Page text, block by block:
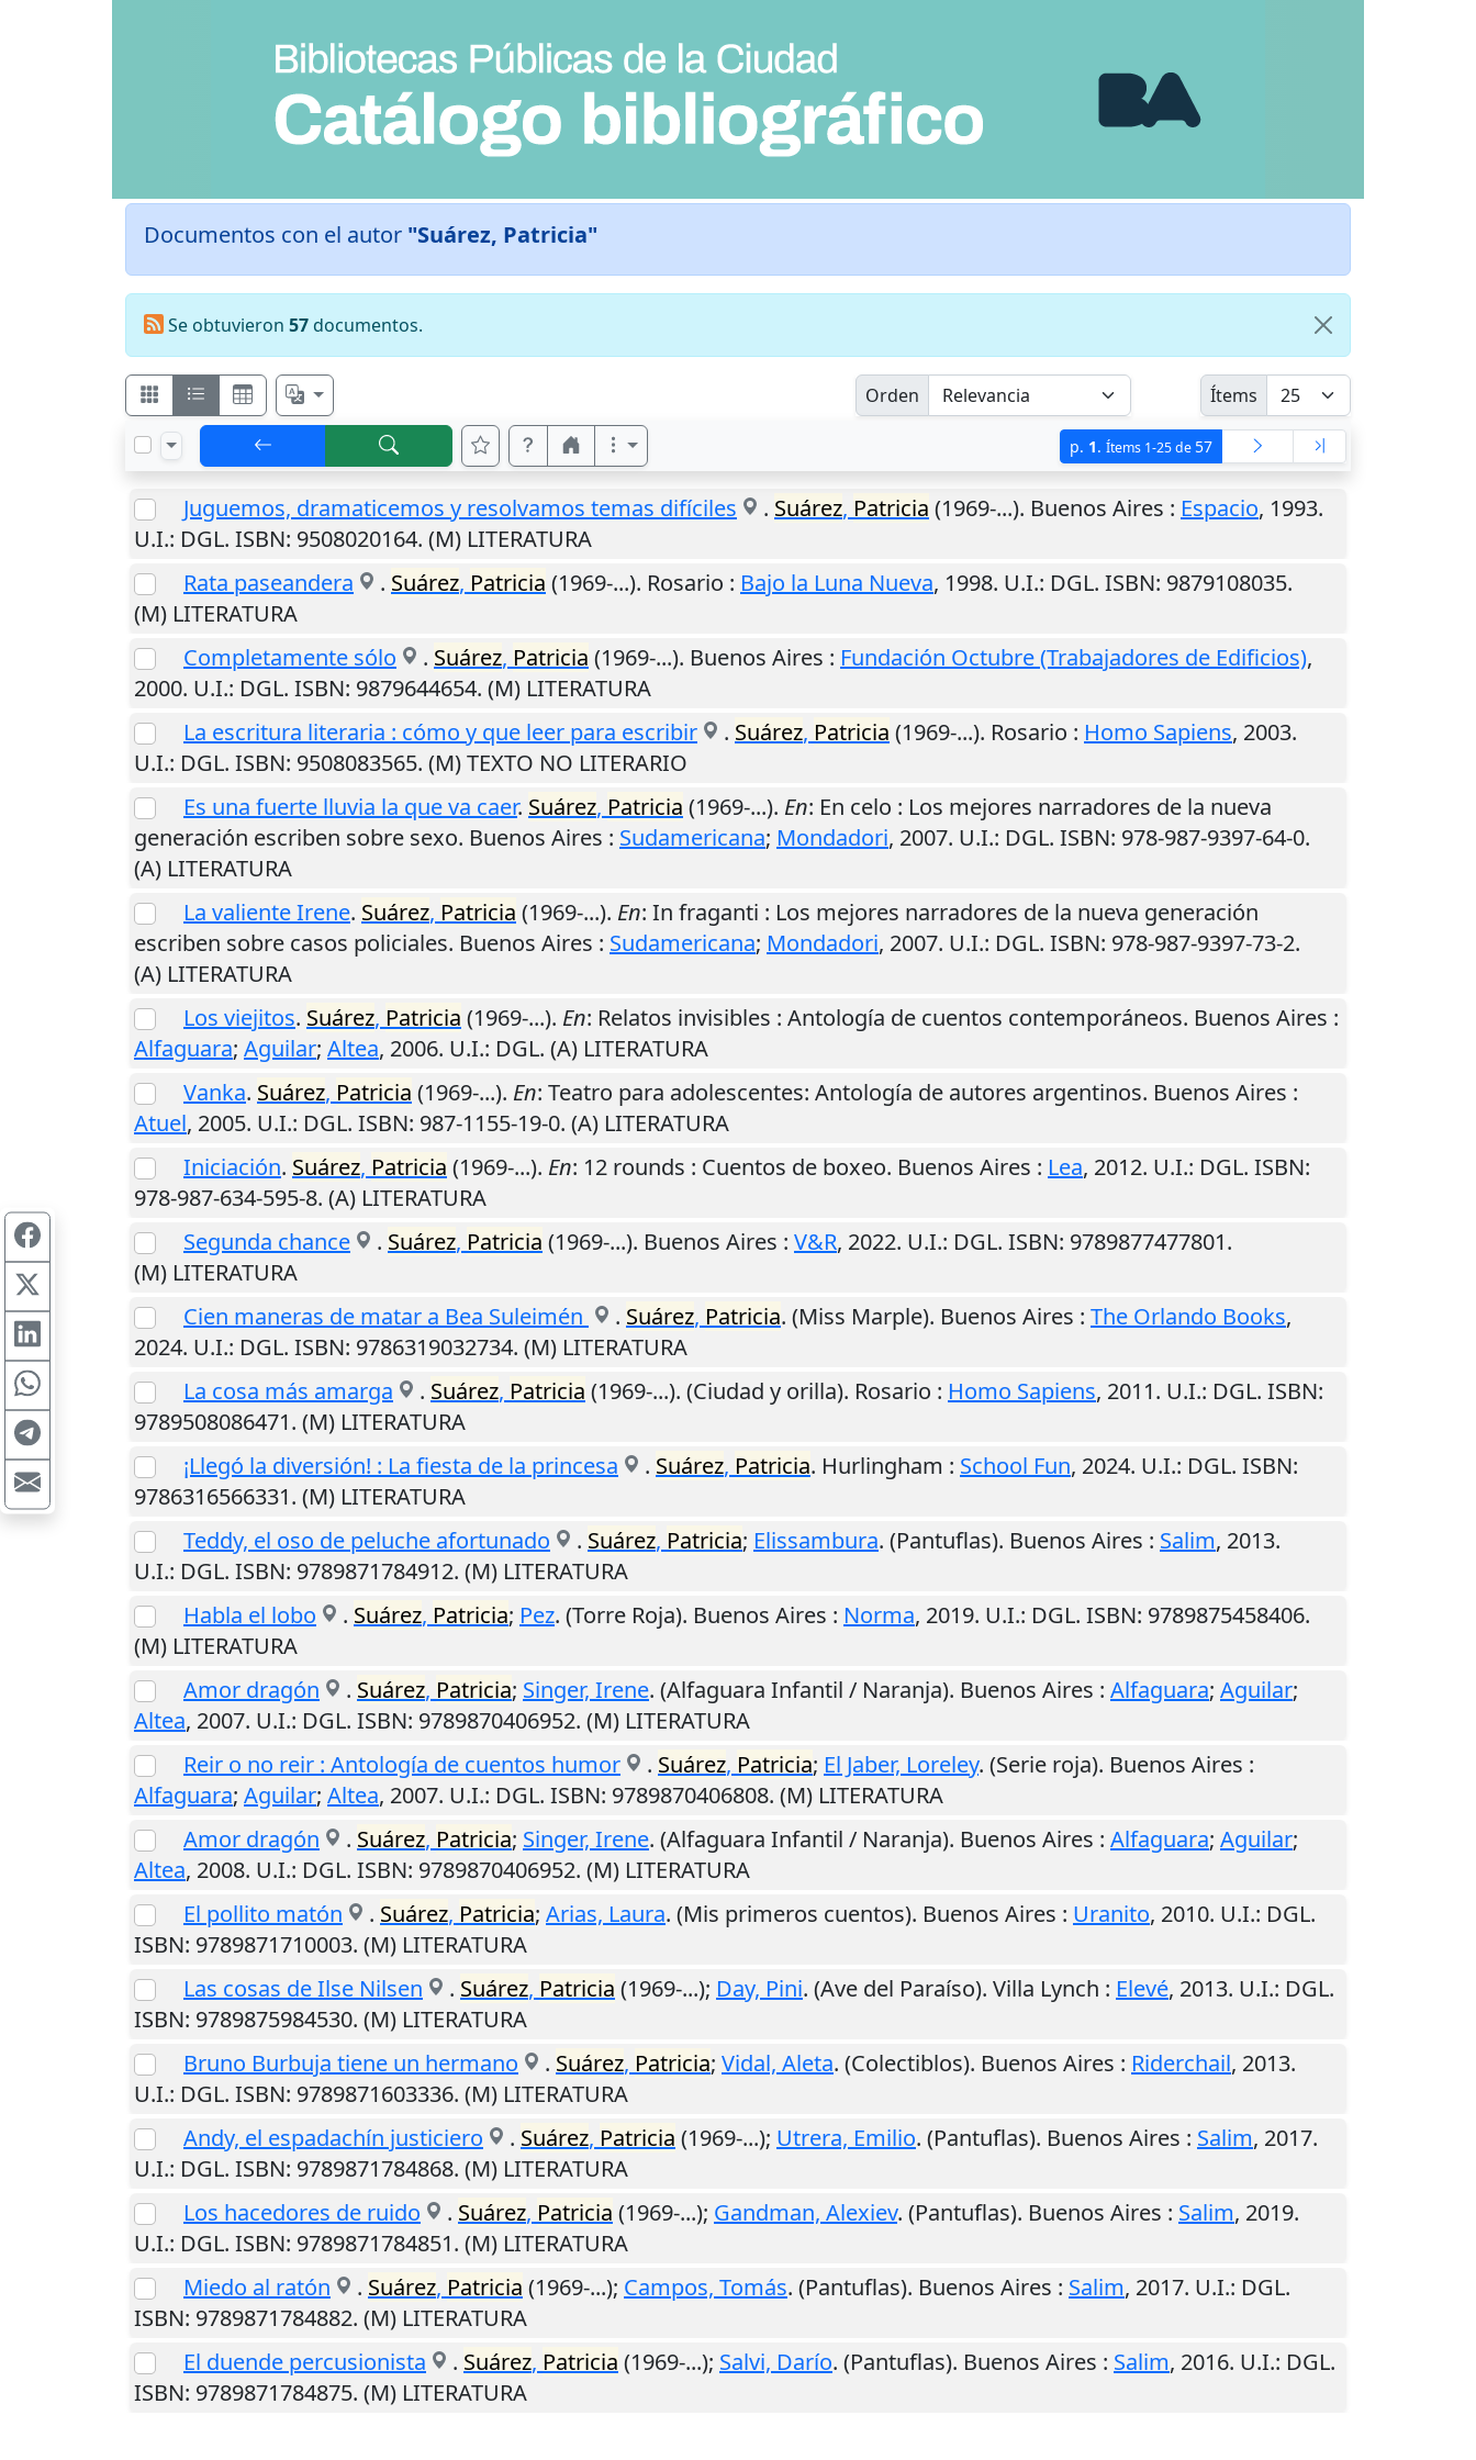
Documentos con el autor "Suárez, Patricia"
Se obtuvieron 57documentos.
Orden Ítems
p. 1.Ítems 1-25 de 57
Juguemos, dramaticemos y resolvamos temas difíciles . Suárez, Patricia (1969-...). Buenos Aires : Espacio, 1993.
U.I.: DGL. ISBN: 9508020164. (M) LITERATURA
Rata paseandera
. Suárez, Patricia (1969-...). Rosario : Bajo la Luna Nueva, 1998. U.I.: DGL. ISBN: 9879108035.
(M) LITERATURA
Completamente sólo
. Suárez, Patricia (1969-...). Buenos Aires : Fundación Octubre (Trabajadores de Edificios),
2000. U.I.: DGL. ISBN: 9879644654. (M) LITERATURA
La escritura literaria : cómo y que leer para escribir
. Suárez, Patricia (1969-...). Rosario : Homo Sapiens, 2003.
U.I.: DGL. ISBN: 9508083565. (M) TEXTO NO LITERARIO
Es una fuerte lluvia la que va caer. Suárez, Patricia (1969-...). En: En celo : Los mejores narradores de la nueva
generación escriben sobre sexo. Buenos Aires : Sudamericana; Mondadori, 2007. U.I.: DGL. ISBN: 978-987-9397-64-0.
(A) LITERATURA
La valiente Irene. Suárez, Patricia (1969-...). En: In fraganti : Los mejores narradores de la nueva generación
escriben sobre casos policiales. Buenos Aires : Sudamericana; Mondadori, 2007. U.I.: DGL. ISBN: 978-987-9397-73-2.
(A) LITERATURA
Los viejitos. Suárez, Patricia (1969-...). En: Relatos invisibles : Antología de cuentos contemporáneos. Buenos Aires :
Alfaguara; Aguilar; Altea, 2006. U.I.: DGL. (A) LITERATURA
Vanka. Suárez, Patricia (1969-...). En: Teatro para adolescentes: Antología de autores argentinos. Buenos Aires :
Atuel, 2005. U.I.: DGL. ISBN: 987-1155-19-0. (A) LITERATURA
Iniciación. Suárez, Patricia (1969-...). En: 12 rounds : Cuentos de boxeo. Buenos Aires : Lea, 2012. U.I.: DGL. ISBN:
978-987-634-595-8. (A) LITERATURA
Segunda chance
. Suárez, Patricia (1969-...). Buenos Aires : V&R, 2022. U.I.: DGL. ISBN: 9789877477801.
(M) LITERATURA
Cien maneras de matar a Bea Suleimén
. Suárez, Patricia. (Miss Marple). Buenos Aires : The Orlando Books,
2024. U.I.: DGL. ISBN: 9786319032734. (M) LITERATURA
La cosa más amarga
. Suárez, Patricia (1969-...). (Ciudad y orilla). Rosario : Homo Sapiens, 2011. U.I.: DGL. ISBN:
9789508086471. (M) LITERATURA
¡Llegó la diversión! : La fiesta de la princesa
. Suárez, Patricia. Hurlingham : School Fun, 2024. U.I.: DGL. ISBN:
9786316566331. (M) LITERATURA
Teddy, el oso de peluche afortunado
. Suárez, Patricia; Elissambura. (Pantuflas). Buenos Aires : Salim, 2013.
U.I.: DGL. ISBN: 9789871784912. (M) LITERATURA
Habla el lobo
. Suárez, Patricia; Pez. (Torre Roja). Buenos Aires : Norma, 2019. U.I.: DGL. ISBN: 9789875458406.
(M) LITERATURA
Amor dragón
. Suárez, Patricia; Singer, Irene. (Alfaguara Infantil / Naranja). Buenos Aires : Alfaguara; Aguilar;
Altea, 2007. U.I.: DGL. ISBN: 9789870406952. (M) LITERATURA
Reir o no reir : Antología de cuentos humor
. Suárez, Patricia; El Jaber, Loreley. (Serie roja). Buenos Aires :
Alfaguara; Aguilar; Altea, 2007. U.I.: DGL. ISBN: 9789870406808. (M) LITERATURA
Amor dragón
. Suárez, Patricia; Singer, Irene. (Alfaguara Infantil / Naranja). Buenos Aires : Alfaguara; Aguilar;
Altea, 2008. U.I.: DGL. ISBN: 9789870406952. (M) LITERATURA
El pollito matón
. Suárez, Patricia; Arias, Laura. (Mis primeros cuentos). Buenos Aires : Uranito, 2010. U.I.: DGL.
ISBN: 9789871710003. (M) LITERATURA
Las cosas de Ilse Nilsen
. Suárez, Patricia (1969-...); Day, Pini. (Ave del Paraíso). Villa Lynch : Elevé, 2013. U.I.: DGL.
ISBN: 9789875984530. (M) LITERATURA
Bruno Burbuja tiene un hermano
. Suárez, Patricia; Vidal, Aleta. (Colectiblos). Buenos Aires : Riderchail, 2013.
U.I.: DGL. ISBN: 9789871603336. (M) LITERATURA
Andy, el espadachín justiciero
. Suárez, Patricia (1969-...); Utrera, Emilio. (Pantuflas). Buenos Aires : Salim, 2017.
U.I.: DGL. ISBN: 9789871784868. (M) LITERATURA
Los hacedores de ruido
. Suárez, Patricia (1969-...); Gandman, Alexiev. (Pantuflas). Buenos Aires : Salim, 2019.
U.I.: DGL. ISBN: 9789871784851. (M) LITERATURA
Miedo al ratón
. Suárez, Patricia (1969-...); Campos, Tomás. (Pantuflas). Buenos Aires : Salim, 2017. U.I.: DGL.
ISBN: 9789871784882. (M) LITERATURA
El duende percusionista
. Suárez, Patricia (1969-...); Salvi, Darío. (Pantuflas). Buenos Aires : Salim, 2016. U.I.: DGL.
ISBN: 9789871784875. (M) LITERATURA